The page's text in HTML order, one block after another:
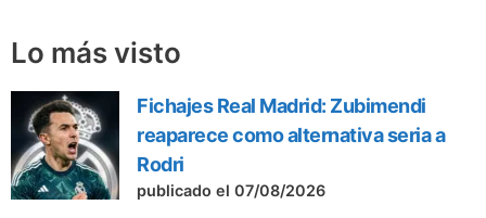
Lo más visto
Fichajes Real Madrid: Zubimendi
reaparece como alternativa seria a
Rodri
publicado el 07/08/2026